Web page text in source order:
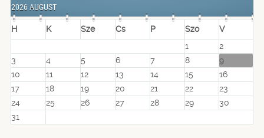
2026 AUGUST
H K Sze Cs P Szo
V
1
2
3
4 5 6 7 8
9
10
11 12 13 14 15
16
17
18 19 20 21 22
23
24
25 26 27 28 29
30
31